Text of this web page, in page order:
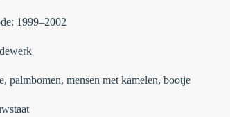
1999–2002
palmbomen, mensen met kamelen, bootje